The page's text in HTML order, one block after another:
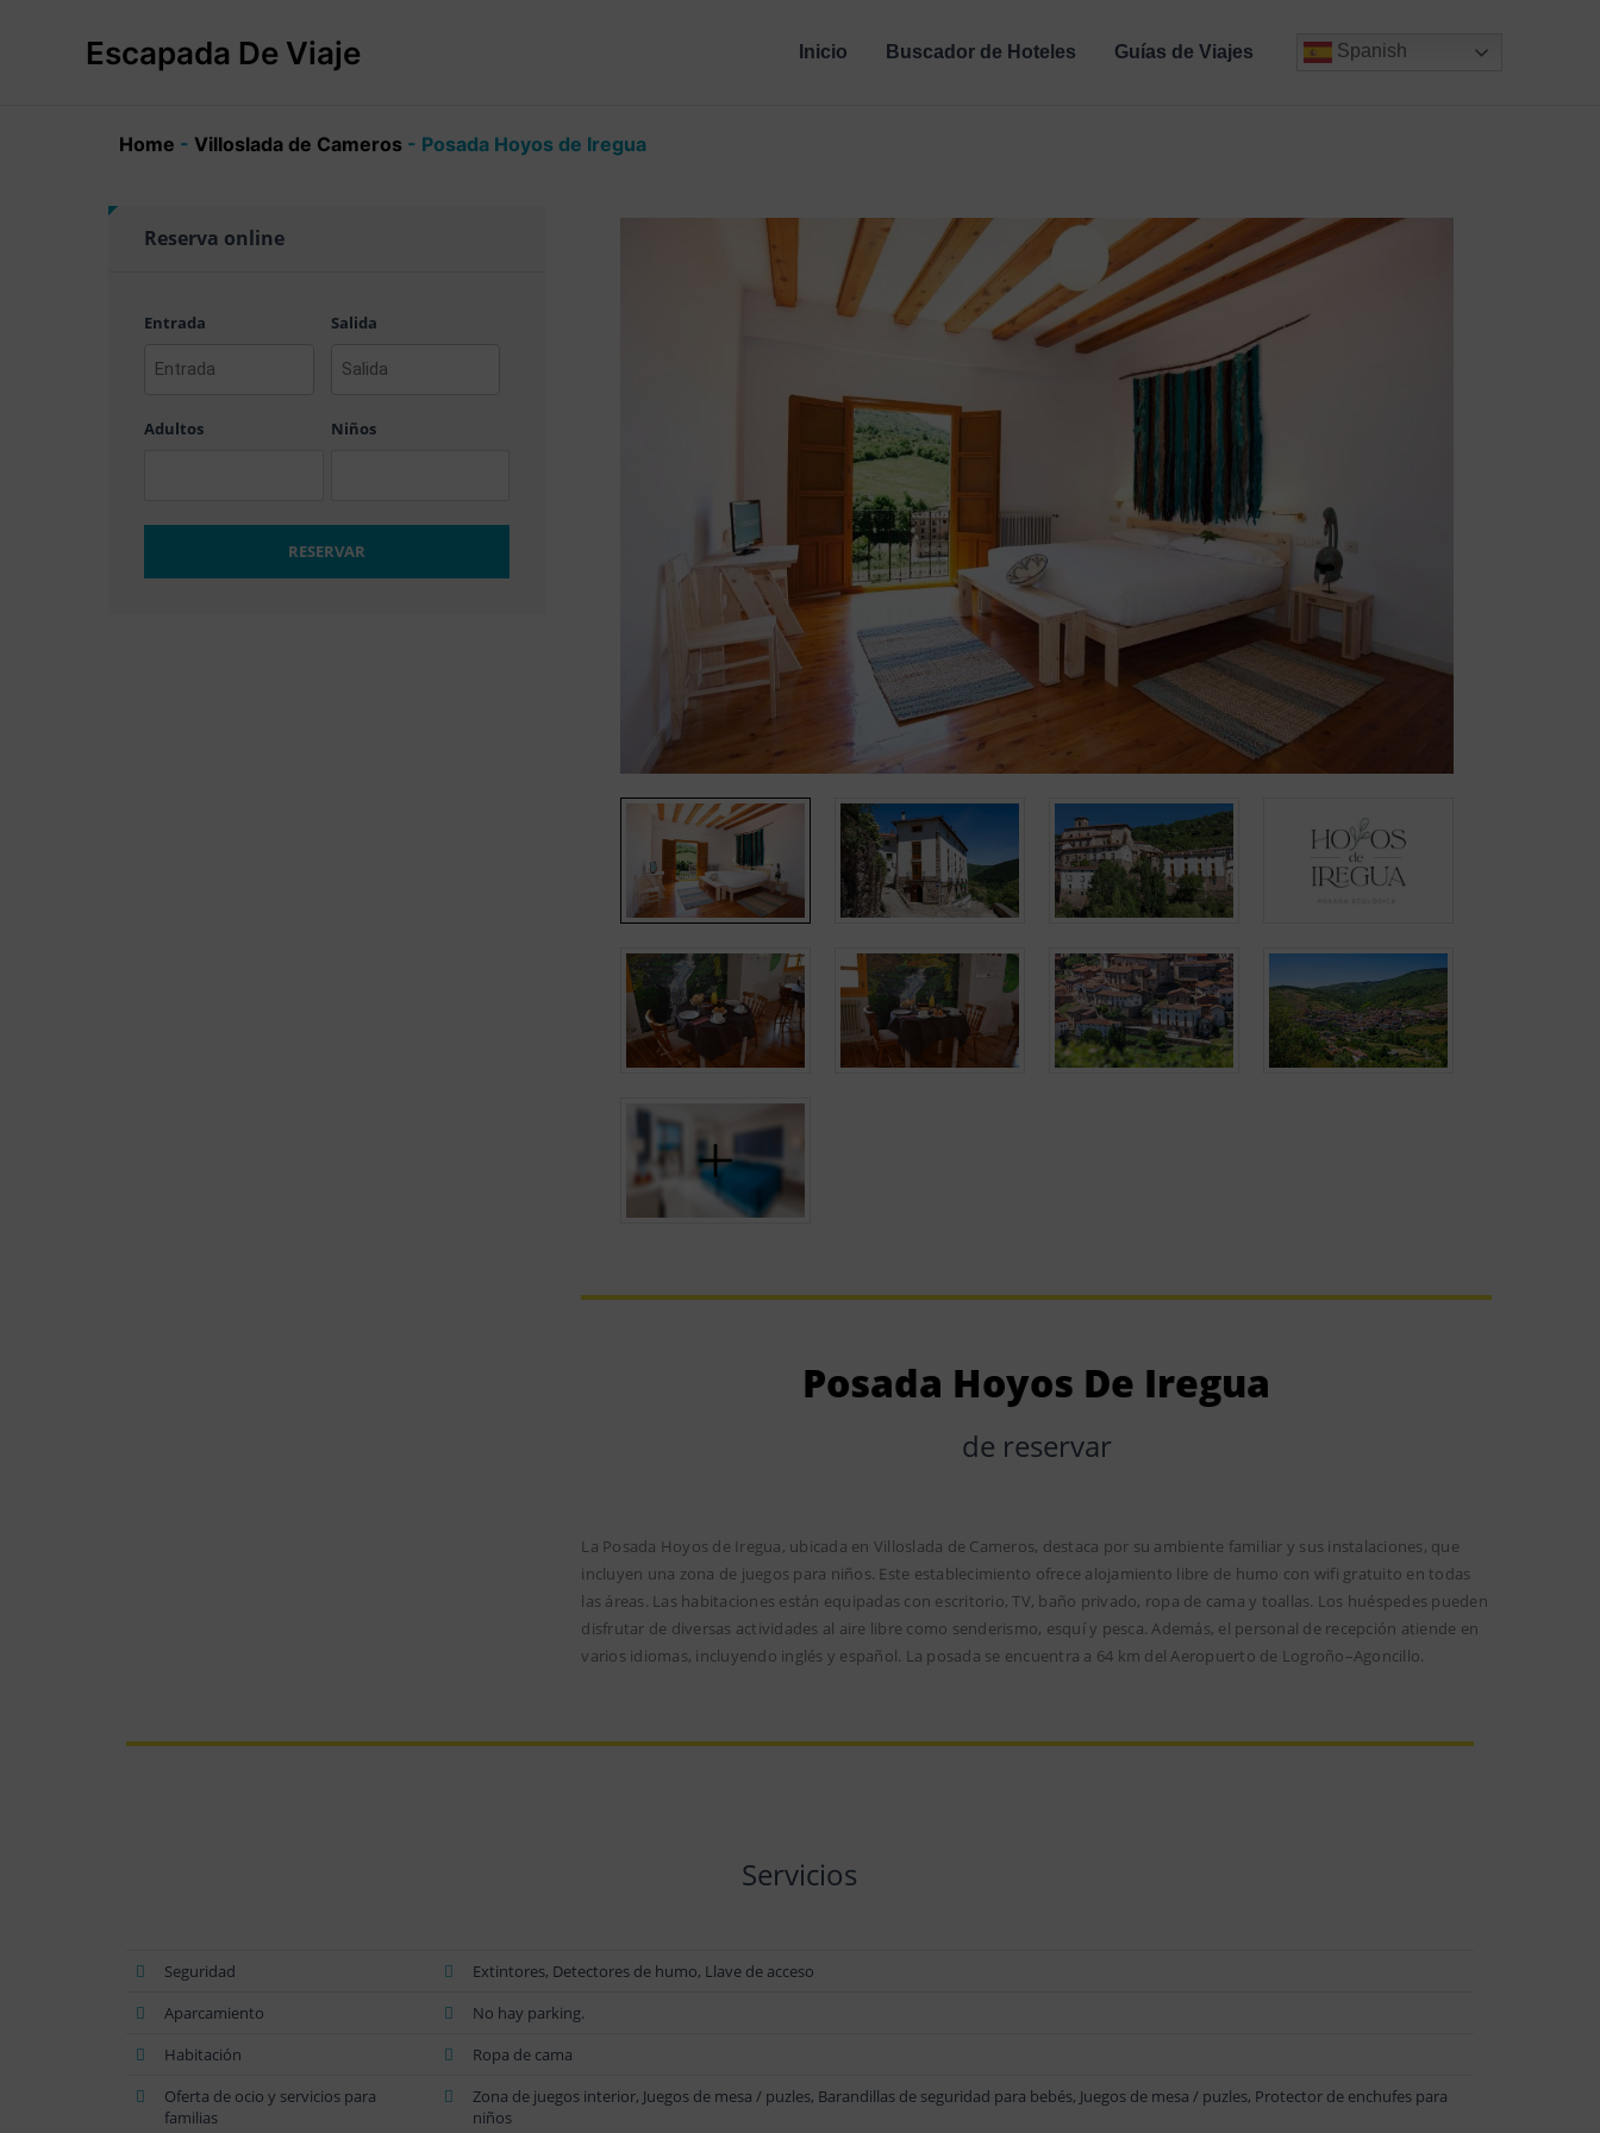
Escapada De Viaje Inicio Buscador de Hoteles Guías de Viajes Spanish
Home - Villoslada de Cameros - Posada Hoyos de Iregua
Reserva online
Entrada Salida
Adultos Niños
RESERVAR
Posada Hoyos De Iregua
de reservar
La Posada Hoyos de Iregua, ubicada en Villoslada de Cameros, destaca por su ambiente familiar y sus instalaciones, que
incluyen una zona de juegos para niños. Este establecimiento ofrece alojamiento libre de humo con wifi gratuito en todas
las áreas. Las habitaciones están equipadas con escritorio, TV, baño privado, ropa de cama y toallas. Los huéspedes pueden
disfrutar de diversas actividades al aire libre como senderismo, esquí y pesca. Además, el personal de recepción atiende en
varios idiomas, incluyendo inglés y español. La posada se encuentra a 64 km del Aeropuerto de Logroño–Agoncillo.
Servicios
Seguridad
Extintores, Detectores de humo, Llave de acceso
Aparcamiento
No hay parking.
Habitación
Ropa de cama
Oferta de ocio y servicios para
familias
Zona de juegos interior, Juegos de mesa / puzles, Barandillas de seguridad para bebés, Juegos de mesa / puzles, Protector de enchufes para
niños